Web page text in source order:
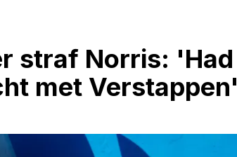
straf Norris: 'Had
met Verstappen'